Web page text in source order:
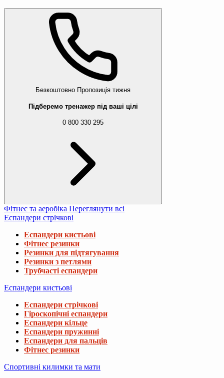
Безкоштовно Пропозиція тижня
Підберемо тренажер під ваші цілі
0 800 330 295
Фітнес та аеробіка Переглянути всі
Еспандери стрічкові
Еспандери кистьові
Фітнес резинки
Резинки для підтягування
Резинки з петлями
Трубчасті еспандери
Еспандери кистьові
Еспандери стрічкові
Гіроскопічні еспандери
Еспандери кільце
Еспандери пружинні
Еспандери для пальців
Фітнес резинки
Спортивні килимки та мати